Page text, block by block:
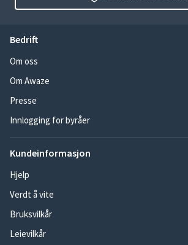
Bedrift
Om oss
Om Awaze
Presse
Innlogging for byråer
Kundeinformasjon
Hjelp
Verdt å vite
Bruksvilkår
Leievilkår